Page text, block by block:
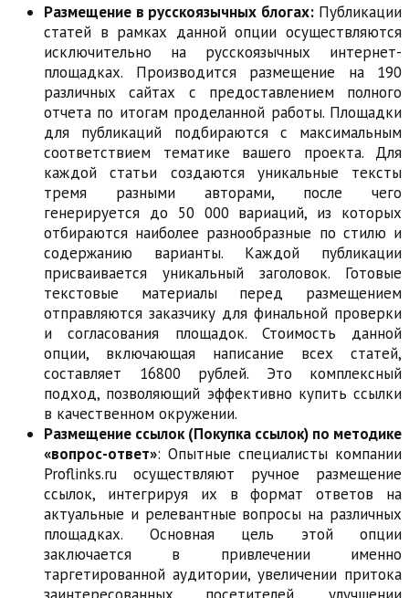
Размещение в русскоязычных блогах:Публикации
статей в рамках данной опции осуществляются
исключительно на русскоязычных интернет-
площадках. Производится размещение на 190
различных сайтах с предоставлением полного
отчета по итогам проделанной работы. Площадки
для публикаций подбираются с максимальным
соответствием тематике вашего проекта. Для
каждой статьи создаются уникальные тексты
тремя разными авторами, после чего
генерируется до 50 000 вариаций, из которых
отбираются наиболее разнообразные по стилю и
содержанию варианты. Каждой публикации
присваивается уникальный заголовок. Готовые
текстовые материалы перед размещением
отправляются заказчику для финальной проверки
и согласования площадок. Стоимость данной
опции, включающая написание всех статей,
составляет 16800 рублей. Это комплексный
подход, позволяющий эффективно купить ссылки
в качественном окружении.
Размещение ссылок (Покупка ссылок) по методике
«вопрос-ответ»: Опытные специалисты компании
Proflinks.ru осуществляют ручное размещение
ссылок, интегрируя их в формат ответов на
актуальные и релевантные вопросы на различных
площадках. Основная цель этой опции
заключается в привлечении именно
таргетированной аудитории, увеличении притока